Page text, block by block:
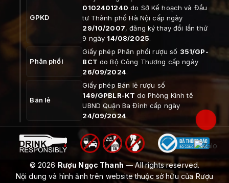
GPKD
0102401240 do Sở Kế hoạch và Đầu
tư Thành phố Hà Nội cấp ngày
29/10/2007, đăng ký thay đổi lần thứ
9 ngày 14/08/2025.
Phân phối
Giấy phép Phân phối rượu số 351/GP-
BCT do Bộ Công Thương cấp ngày
26/09/2024.
Bán lẻ
Giấy phép Bán lẻ rượu số
149/GPBLR-KT do Phòng Kinh tế
UBND Quận Ba Đình cấp ngày
24/09/2024.
© 2026 Rượu Ngọc Thanh— All rights reserved.
Nội dung và hình ảnh trên website thuộc sở hữu của Rượu